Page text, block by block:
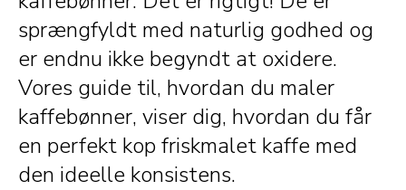
sprængfyldt med naturlig godhed og
er endnu ikke begyndt at oxidere.
Vores guide til, hvordan du maler
kaffebønner, viser dig, hvordan du får
en perfekt kop friskmalet kaffe med
den ideelle konsistens.